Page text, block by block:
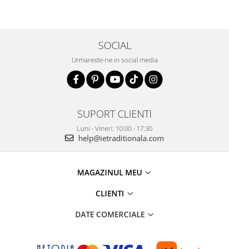
SOCIAL
Urmareste-ne in social media
SUPORT CLIENTI
Luni - Vineri: 10:00 - 17:30
help@ietraditionala.com
MAGAZINUL MEU
CLIENTI
DATE COMERCIALE